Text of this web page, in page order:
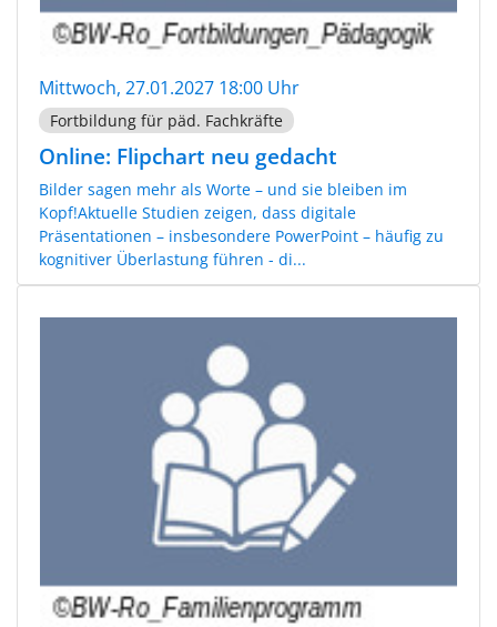
Mittwoch, 27.01.2027 18:00 Uhr
Fortbildung für päd. Fachkräfte
Online: Flipchart neu gedacht
Bilder sagen mehr als Worte – und sie bleiben im
Kopf!Aktuelle Studien zeigen, dass digitale
Präsentationen – insbesondere PowerPoint – häufig zu
kognitiver Überlastung führen - di...